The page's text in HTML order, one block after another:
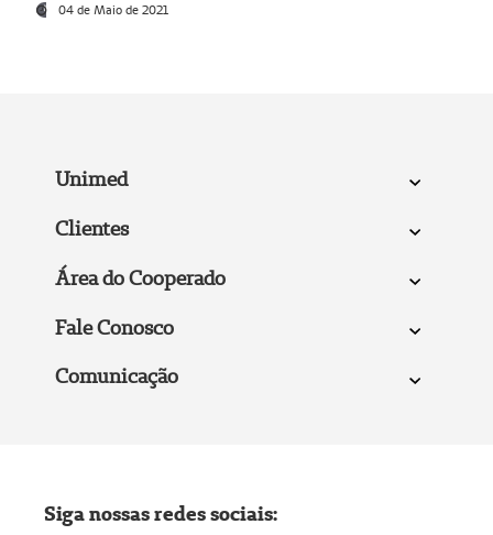
04 de Maio de 2021
Unimed
Clientes
Área do Cooperado
Fale Conosco
Comunicação
Siga nossas redes sociais: